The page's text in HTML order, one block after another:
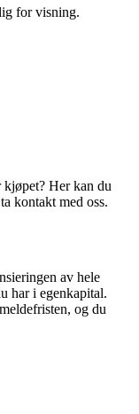
for visning.
Her kan du
kontakt med oss.
av hele
har i egenkapital.
og du